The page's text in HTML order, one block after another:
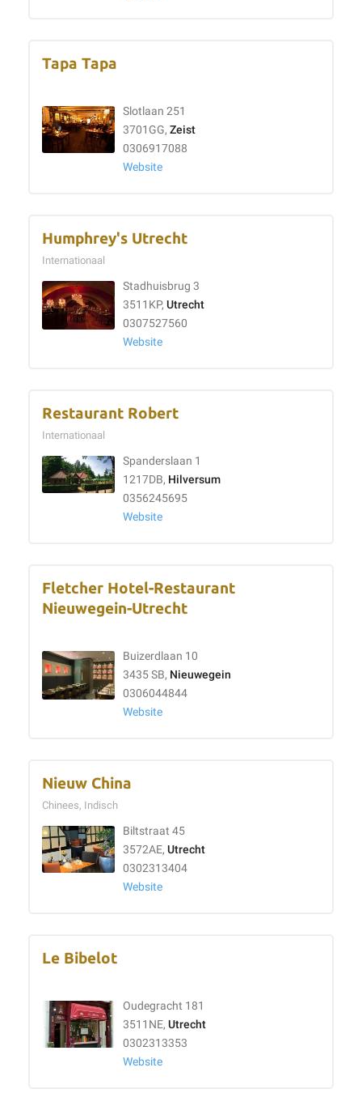
Tapa Tapa
Slotlaan 251
3701GG, Zeist
0306917088
Website
Humphrey's Utrecht
Internationaal
Stadhuisbrug 3
3511KP, Utrecht
0307527560
Website
Restaurant Robert
Internationaal
Spanderslaan 1
1217DB, Hilversum
0356245695
Website
Fletcher Hotel-Restaurant
Nieuwegein-Utrecht
Buizerdlaan 10
3435 SB, Nieuwegein
0306044844
Website
Nieuw China
Chinees, Indisch
Biltstraat 45
3572AE, Utrecht
0302313404
Website
Le Bibelot
Oudegracht 181
3511NE, Utrecht
0302313353
Website